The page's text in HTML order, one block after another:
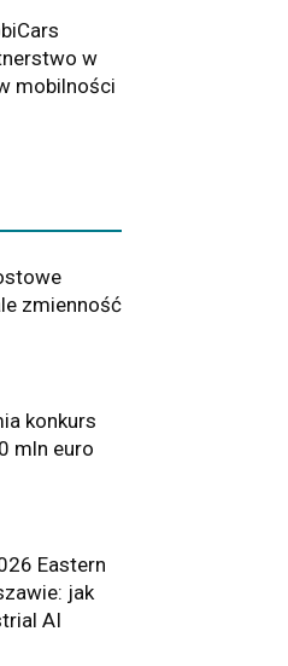
w
mobilności
zmienność
konkurs
mln euro
Eastern
jak
AI